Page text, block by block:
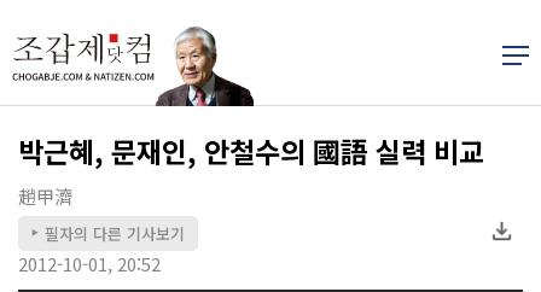
박근혜, 문재인, 안철수의 國語 실력 비교
趙甲濟
▶ 필자의 다른 기사보기
2012-10-01, 20:52